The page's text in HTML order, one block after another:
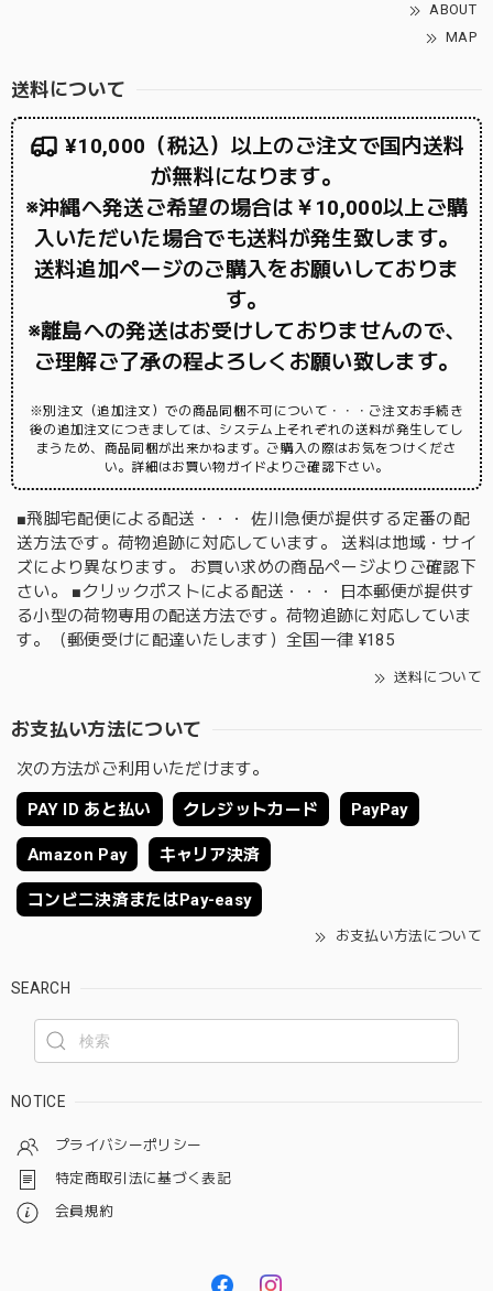
ABOUT
MAP
送料について
¥10,000（税込）以上のご注文で国内送料
が無料になります。
※沖縄へ発送ご希望の場合は￥10,000以上ご購
入いただいた場合でも送料が発生致します。
送料追加ページのご購入をお願いしておりま
す。
※離島への発送はお受けしておりませんので、
ご理解ご了承の程よろしくお願い致します。
※別注文（追加注文）での商品同梱不可について・・・ご注文お手続き
後の追加注文につきましては、システム上それぞれの送料が発生してし
まうため、商品同梱が出来かねます。ご購入の際はお気をつけくださ
い。詳細はお買い物ガイドよりご確認下さい。
■飛脚宅配便による配送・・・ 佐川急便が提供する定番の配
送方法です。荷物追跡に対応しています。 送料は地域・サイ
ズにより異なります。 お買い求めの商品ページよりご確認下
さい。 ■クリックポストによる配送・・・ 日本郵便が提供す
る小型の荷物専用の配送方法です。荷物追跡に対応していま
す。（郵便受けに配達いたします）全国一律 ¥185
送料について
お支払い方法について
次の方法がご利用いただけます。
PAY ID あと払い クレジットカード PayPay
Amazon Pay キャリア決済
コンビニ決済またはPay-easy
お支払い方法について
SEARCH
NOTICE
プライバシーポリシー
特定商取引法に基づく表記
会員規約